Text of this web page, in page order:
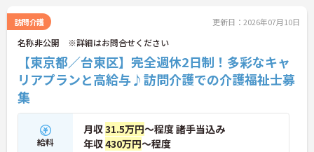
環境です。
＜「夜勤なし」で管理者・スペシャリストを目指せ
る明確なキャリアパス＞訪問介護のため夜勤がな
く、完全週休2日制で生活リズムを整えながら働け
ます。現場のプロとして極める道、マネジメント職
へ進む道とキャリアプランも多様化しています。
訪問介護 更新日：2026年07月10日
名称非公開 ※詳細はお問合せください
【東京都／台東区】完全週休2日制！多彩なキャ
リアプランと高給与♪訪問介護での介護福祉士募
集
給料
月収31.5万円～程度 諸手当込み
年収430万円～程度